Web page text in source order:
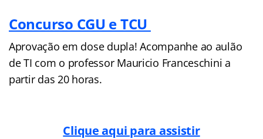
Concurso CGU e TCU
Aprovação em dose dupla! Acompanhe ao aulão
de TI com o professor Mauricio Franceschini a
partir das 20 horas.
Clique aqui para assistir